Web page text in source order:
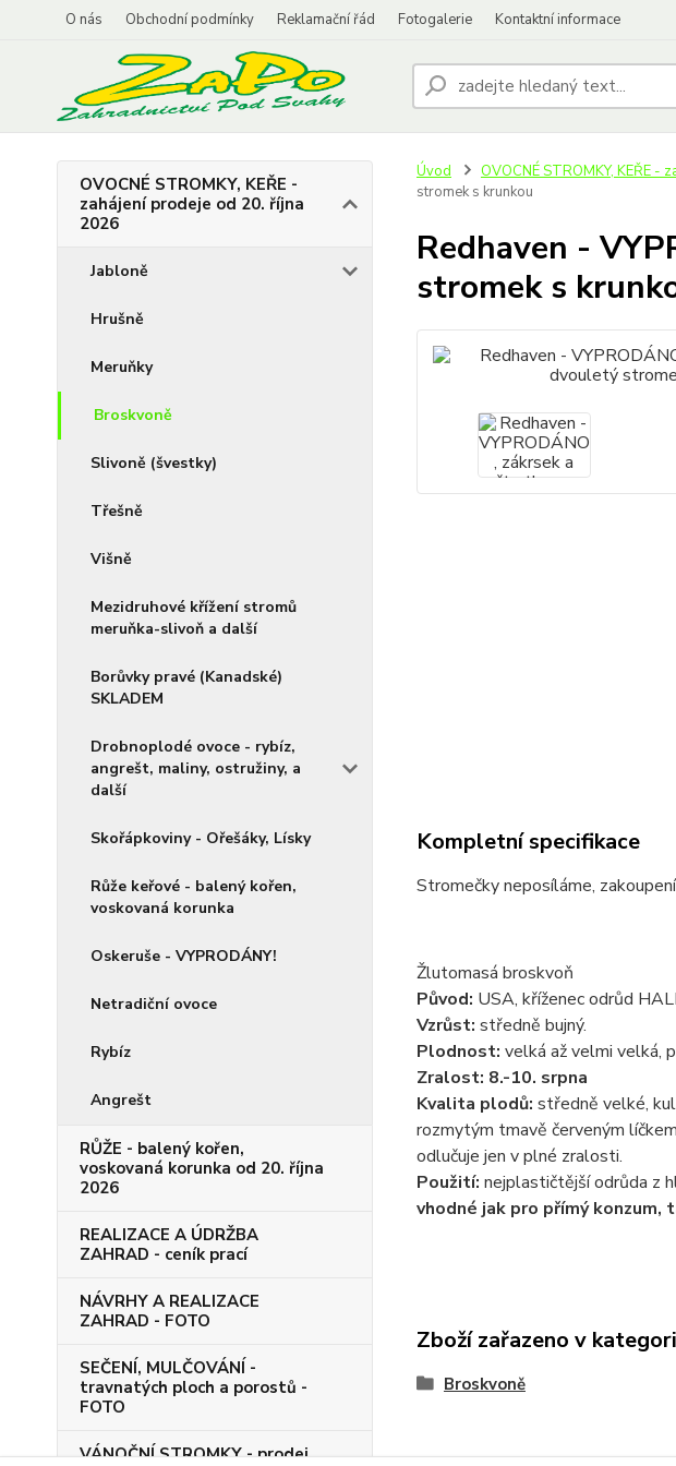
O nás Obchodní podmínky Reklamační řád Fotogalerie Kontaktní informace
OVOCNÉ STROMKY, KEŘE -
zahájení prodeje od 20. října
2026
Jabloně
Hrušně
Meruňky
Broskvoně
Slivoně (švestky)
Třešně
Višně
Mezidruhové křížení stromů
meruňka-slivoň a další
Borůvky pravé (Kanadské)
SKLADEM
Drobnoplodé ovoce - rybíz,
angrešt, maliny, ostružiny, a
další
Skořápkoviny - Ořešáky, Lísky
Růže keřové - balený kořen,
voskovaná korunka
Oskeruše - VYPRODÁNY!
Netradiční ovoce
Rybíz
Angrešt
RŮŽE - balený kořen,
voskovaná korunka od 20. října
2026
REALIZACE A ÚDRŽBA
ZAHRAD - ceník prací
NÁVRHY A REALIZACE
ZAHRAD - FOTO
SEČENÍ, MULČOVÁNÍ -
travnatých ploch a porostů -
FOTO
VÁNOČNÍ STROMKY - prodej
Úvod OVOCNÉ STROMKY, KEŘE -
stromek s krunkou
Redhaven -
stromek s
Kompletní specifikace
Stromečky neposíláme,
Žlutomasá broskvoň
Původ: USA, kříženec odrůd
Vzrůst: středně bujný.
Plodnost: velká až velmi velká,
Zralost: 8.-10. srpna
Kvalita plodů: středně velké,
rozmytým tmavě červeným
odlučuje jen v plné zralosti.
Použití: nejplastičtější odrůda z
vhodné jak pro přímý konzum,
Zboží zařazeno v
Broskvoně